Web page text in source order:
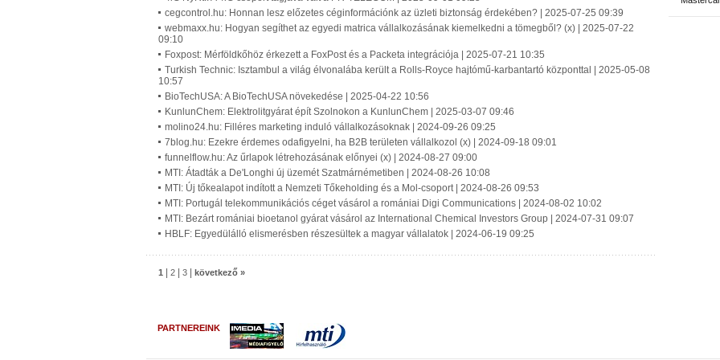
cegcontrol.hu: Honnan lesz előzetes céginformációnk az üzleti biztonság érdekében? | 2025-07-25 09:39
webmaxx.hu: Hogyan segíthet az egyedi matrica vállalkozásának kiemelkedni a tömegből? (x) | 2025-07-22
09:10
Foxpost: Mérföldkőhöz érkezett a FoxPost és a Packeta integrációja | 2025-07-21 10:35
Turkish Technic: Isztambul a világ élvonalába került a Rolls-Royce hajtómű-karbantartó központtal | 2025-05-08
10:57
BioTechUSA: A BioTechUSA növekedése | 2025-04-22 10:56
KunlunChem: Elektrolitgyárat épít Szolnokon a KunlunChem | 2025-03-07 09:46
molino24.hu: Filléres marketing induló vállalkozásoknak | 2024-09-26 09:25
7blog.hu: Ezekre érdemes odafigyelni, ha B2B területen vállalkozol (x) | 2024-09-18 09:01
funnelflow.hu: Az űrlapok létrehozásának előnyei (x) | 2024-08-27 09:00
MTI: Átadták a De'Longhi új üzemét Szatmárnémetiben | 2024-08-26 10:08
MTI: Új tőkealapot indított a Nemzeti Tőkeholding és a Mol-csoport | 2024-08-26 09:53
MTI: Portugál telekommunikációs céget vásárol a romániai Digi Communications | 2024-08-02 10:02
MTI: Bezárt romániai bioetanol gyárat vásárol az International Chemical Investors Group | 2024-07-31 09:07
HBLF: Egyedülálló elismerésben részesültek a magyar vállalatok | 2024-06-19 09:25
1 2 3 következő »
PARTNEREINK